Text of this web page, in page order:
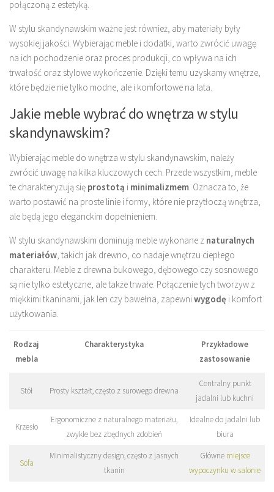
połączoną z estetyką.
W stylu skandynawskim ważne jest również, aby materiały były
wysokiej jakości. Wybierając meble i dodatki, warto zwrócić uwagę
na ich pochodzenie oraz proces produkcji, co wpływa na ich
trwałość oraz stylowe wykończenie. Dzięki temu uzyskamy wnętrze,
które będzie nie tylko modne, ale i komfortowe na lata.
Jakie meble wybrać do wnętrza w stylu
skandynawskim?
Wybierając meble do wnętrza w stylu skandynawskim, należy
zwrócić uwagę na kilka kluczowych cech. Przede wszystkim, meble
te charakteryzują się prostotą i minimalizmem. Oznacza to, że
warto postawić na proste linie i formy, które nie przytłoczą wnętrza,
ale będą jego eleganckim dopełnieniem.
W stylu skandynawskim dominują meble wykonane z naturalnych
materiałów, takich jak drewno, co nadaje wnętrzu ciepłego
charakteru. Meble z drewna bukowego, dębowego czy sosnowego
są nie tylko estetyczne, ale także trwałe. Połączenie tych tworzyw z
miękkimi tkaninami, jak len czy bawełna, zapewniwygodę i komfort
użytkowania.
Rodzaj
mebla
Charakterystyka
Przykładowe
zastosowanie
Stół Prosty kształt, często z surowego drewna
Centralny punkt
jadalni lub kuchni
Krzesło
Ergonomiczne z naturalnego materiału,
zwykle bez zbędnych zdobień
Idealne do jadalni lub
biura
Sofa
Minimalistyczny design, często z jasnych
tkanin
Główne miejsce
wypoczynku w salonie